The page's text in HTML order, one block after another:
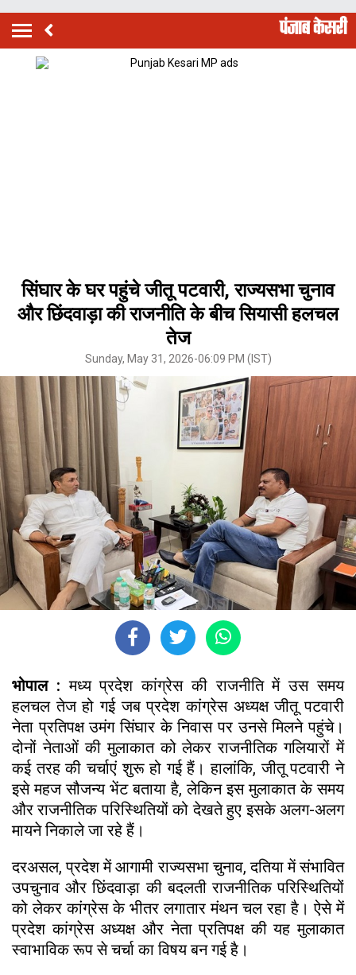
सिंघार के घर पहुंचे जीतू पटवारी, राज्यसभा चुनाव
और छिंदवाड़ा की राजनीति के बीच सियासी हलचल
तेज
Sunday, May 31, 2026-06:09 PM (IST)
भोपाल : मध्य प्रदेश कांग्रेस की राजनीति में उस समय
हलचल तेज हो गई जब प्रदेश कांग्रेस अध्यक्ष जीतू पटवारी
नेता प्रतिपक्ष उमंग सिंघार के निवास पर उनसे मिलने पहुंचे।
दोनों नेताओं की मुलाकात को लेकर राजनीतिक गलियारों में
कई तरह की चर्चाएं शुरू हो गई हैं। हालांकि, जीतू पटवारी ने
इसे महज सौजन्य भेंट बताया है, लेकिन इस मुलाकात के समय
और राजनीतिक परिस्थितियों को देखते हुए इसके अलग-अलग
मायने निकाले जा रहे हैं।
दरअसल, प्रदेश में आगामी राज्यसभा चुनाव, दतिया में संभावित
उपचुनाव और छिंदवाड़ा की बदलती राजनीतिक परिस्थितियों
को लेकर कांग्रेस के भीतर लगातार मंथन चल रहा है। ऐसे में
प्रदेश कांग्रेस अध्यक्ष और नेता प्रतिपक्ष की यह मुलाकात
स्वाभाविक रूप से चर्चा का विषय बन गई है।